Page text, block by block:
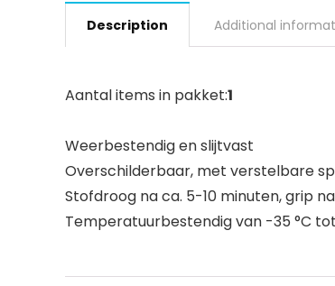
Description Additional
Aantal items in pakket:1
Weerbestendig en slijtvast
Overschilderbaar, met verstelbare
Stofdroog na ca. 5-10 minuten, grip
Temperatuurbestendig van -35 °C tot